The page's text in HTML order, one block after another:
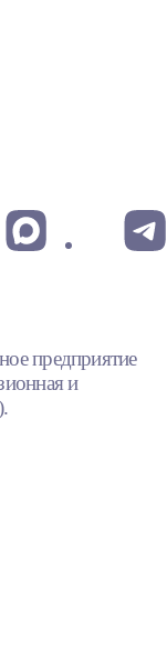
предприятие
и